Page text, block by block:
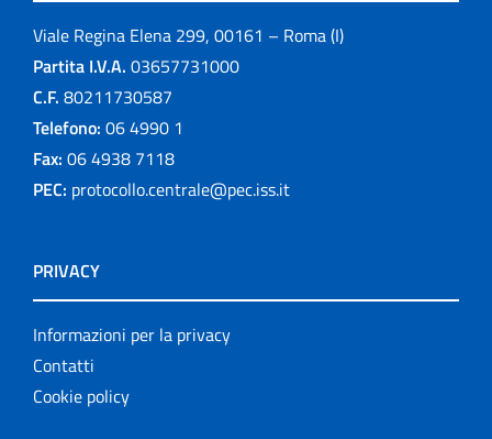
Viale Regina Elena 299, 00161 – Roma (I)
Partita I.V.A. 03657731000
C.F. 80211730587
Telefono: 06 4990 1
Fax: 06 4938 7118
PEC: protocollo.centrale@pec.iss.it
PRIVACY
Informazioni per la privacy
Contatti
Cookie policy